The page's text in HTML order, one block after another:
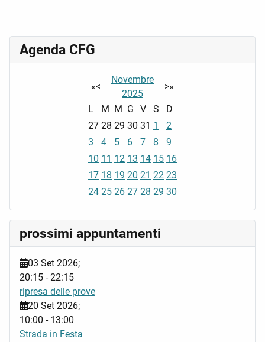
Agenda CFG
«<
Novembre
2025
>»
L
M M G V S
D
27 28 29 30 31 1
2
3
4 5 6 7 8
9
10 11 12 13 14 15 16
17 18 19 20 21 22 23
24 25 26 27 28 29 30
prossimi appuntamenti
03 Set 2026;
20:15 -22:15
ripresa delle prove
20 Set 2026;
10:00 - 13:00
Strada in Festa